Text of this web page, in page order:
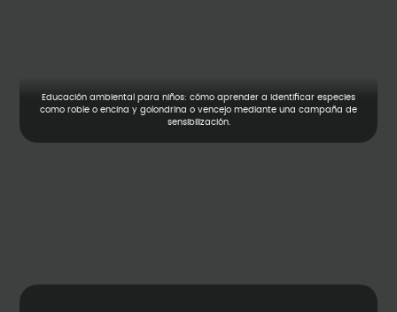
Educación ambiental para niños: cómo aprender a identificar especies
como roble o encina y golondrina o vencejo mediante una campaña de
sensibilización.